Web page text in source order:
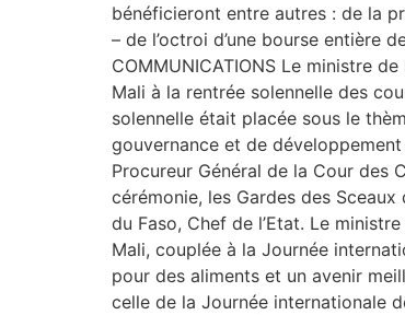
bénéficieront entre autres : de la
– de l’octroi d’une bourse entière
COMMUNICATIONS Le ministre
Mali à la rentrée solennelle des
solennelle était placée sous le
gouvernance et de
Procureur Général de la Cour des
cérémonie, les Gardes des
du Faso, Chef de l’Etat. Le
Mali, couplée à la Journée
pour des aliments et un avenir
celle de la Journée internationale